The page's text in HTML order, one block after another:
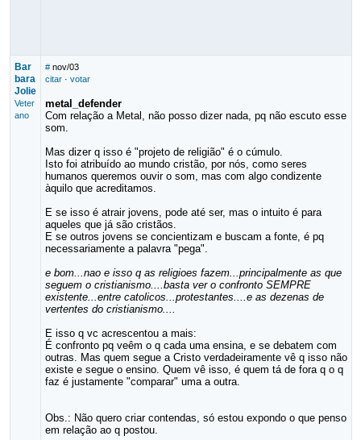
Bar
bara
Jolie
Veter
ano
# nov/03
citar· votar
metal_defender
Com relação a Metal, não posso dizer nada, pq não escuto esse
som.
Mas dizer q isso é "projeto de religião" é o cúmulo.
Isto foi atribuído ao mundo cristão, por nós, como seres
humanos queremos ouvir o som, mas com algo condizente
àquilo que acreditamos.
E se isso é atrair jovens, pode até ser, mas o intuito é para
aqueles que já são cristãos.
E se outros jovens se concientizam e buscam a fonte, é pq
necessariamente a palavra "pega".
e bom...nao e isso q as religioes fazem...principalmente as que
seguem o cristianismo....basta ver o confronto SEMPRE
existente...entre catolicos...protestantes....e as dezenas de
vertentes do cristianismo....
E isso q vc acrescentou a mais:
É confronto pq veêm o q cada uma ensina, e se debatem com
outras. Mas quem segue a Cristo verdadeiramente vê q isso não
existe e segue o ensino. Quem vê isso, é quem tá de fora q o q
faz é justamente "comparar" uma a outra.
Obs.: Não quero criar contendas, só estou expondo o que penso
em relação ao q postou.